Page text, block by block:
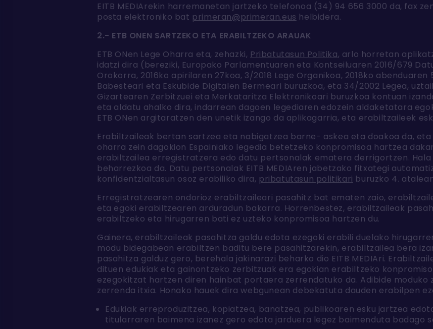
EITB MEDIArekin harremanetan jartzeko telefonoa (34) 94 656 3000 da, fax
posta elektroniko bat primeran@primeran.eus helbidera.
2.- ETB ONEN SARTZEKO ETA ERABILTZEKO ARAUAK
ETB ONen Lege Oharra eta, zehazki, Pribatutasun Politika, arlo horretan
idatzi dira (bereziki, Europako Parlamentuaren eta Kontseiluaren 2016/679
Orokorra, 2016ko apirilaren 27koa, 3/2018 Lege Organikoa, 2018ko
Babesteari eta Eskubide Digitalen Bermeari buruzkoa, eta 34/2002 Legea,
Gizartearen Zerbitzuei eta Merkataritza Elektronikoari buruzkoa kontuan
eta aldatu ahalko dira, indarrean dagoen legediaren edozein aldaketatara
ETB ONen argitaratzen den unetik izango da aplikagarria, eta erabiltzaileek
Erabiltzaileak bertan sartzea eta nabigatzea barne- askea eta doakoa da,
oharra zein dagokion Espainiako legedia betetzeko konpromisoa hartzea
erabiltzailea erregistratzera edo datu pertsonalak ematera derrigortzen.
beharrezkoa da. Datu pertsonalak EITB MEDIAren jabetzako fitxategi
konfidentzialtasun osoz erabiliko dira, pribatutasun politikari buruzko 4.
Erregistratzearen ondorioz erabiltzaileari pasahitz bat ematen zaio,
eta egoki erabiltzearen arduradun bakarra. Horrenbestez, erabiltzaileak
erabiltzeko eta hirugarren bati ez uzteko konpromisoa hartzen du.
Gainera, erabiltzaileak pasahitza galdu edota ezegoki erabili duelako
modu bidegabean erabiltzen baditu bere pasahitzarekin, erabiltzailea bera
pasahitza galduz gero, berehala jakinarazi beharko dio EITB MEDIAri.
dituen edukiak eta gainontzeko zerbitzuak era egokian erabiltzeko
ezegokitzat hartzen diren hainbat portaera zerrendatuko da. Adibide moduko
zerrenda itxia. Honako hauek dira webgunean debekatuta dauden erabilpen
Edukiak erreproduzitzea, kopiatzea, banatzea, publikoaren esku jartzea
titularraren baimena izanez gero edota jarduera legez baimenduta badago